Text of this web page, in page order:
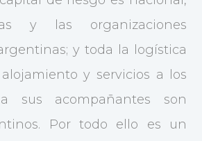
y las organizaciones
y toda la logística
y servicios a los
sus acompañantes son
Por todo ello es un